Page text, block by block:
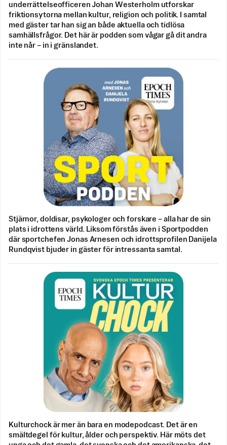
underrättelseofficeren Johan Westerholm utforskar
friktionsytorna mellan kultur, religion och politik. I samtal
med gäster tar han sig an både aktuella och tidlösa
samhällsfrågor. Det här är podden som vågar gå dit andra
inte når – in i gränslandet.
Stjärnor, doldisar, psykologer och forskare – alla har de sin
plats i idrottens värld. Liksom förstås även i Sportpodden
där sportchefen Jonas Arnesen och idrottsprofilen Danijela
Rundqvist bjuder in gäster för intressanta samtal.
Kulturchock är mer än bara en modepodcast. Det är en
smältdegel för kultur, ålder och perspektiv. Här möts det